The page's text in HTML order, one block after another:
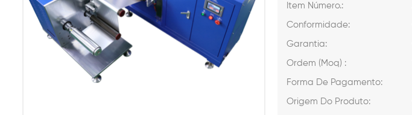
Item Número.:
Conformidade:
Garantia:
Ordem (Moq) :
Forma De Pagamento:
Origem Do Produto: